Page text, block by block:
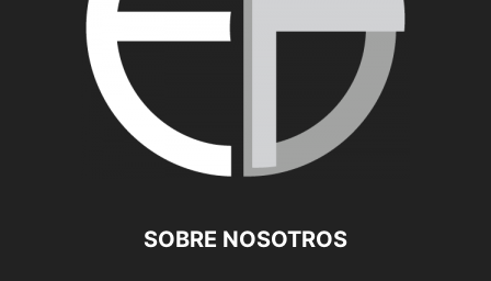
SOBRE NOSOTROS